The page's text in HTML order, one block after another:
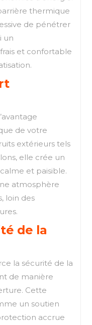
thermique
de pénétrer
un
et confortable
de votre
extérieurs tels
elle crée un
et paisible.
atmosphère
loin des
de la
la sécurité de la
de manière
Cette
un soutien
accrue